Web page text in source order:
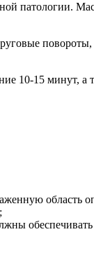
патологии.
10-15 минут, а
область